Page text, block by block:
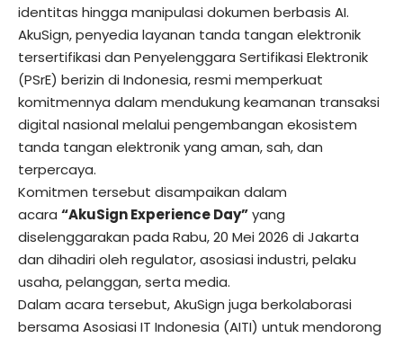
identitas hingga manipulasi dokumen berbasis AI.
AkuSign, penyedia layanan tanda tangan elektronik
tersertifikasi dan Penyelenggara Sertifikasi Elektronik
(PSrE) berizin di Indonesia, resmi memperkuat
komitmennya dalam mendukung keamanan transaksi
digital nasional melalui pengembangan ekosistem
tanda tangan elektronik yang aman, sah, dan
terpercaya.
Komitmen tersebut disampaikan dalam
acara “AkuSign Experience Day”yang
diselenggarakan pada Rabu, 20 Mei 2026 di Jakarta
dan dihadiri oleh regulator, asosiasi industri, pelaku
usaha, pelanggan, serta media.
Dalam acara tersebut,AkuSign juga berkolaborasi
bersama Asosiasi IT Indonesia (AITI) untuk mendorong